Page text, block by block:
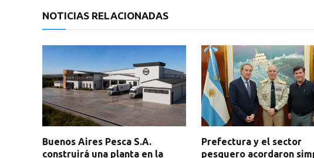
NOTICIAS RELACIONADAS
Buenos Aires Pesca S.A.
construirá una planta en la
Prefectura y el sector
pesquero acordaron